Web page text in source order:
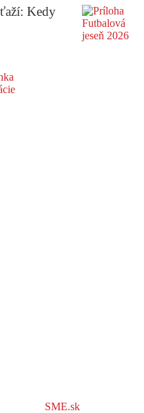
Kedy
SME.sk